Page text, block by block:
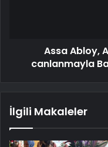
Assa Abloy,
canlanmayla
İlgili Makaleler